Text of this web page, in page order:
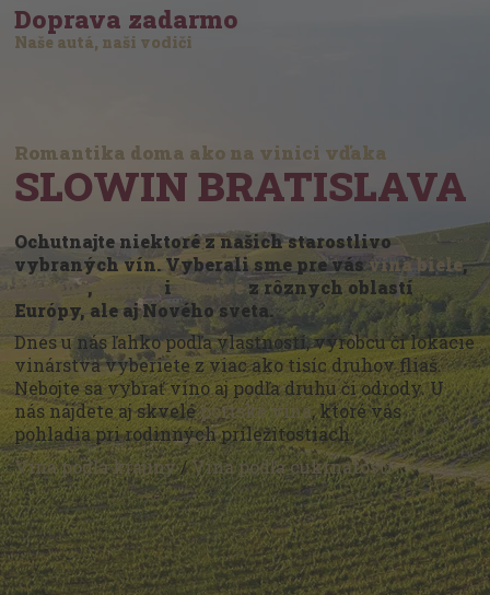
Doprava zadarmo
Naše autá, naši vodiči
Romantika doma ako na vinici vďaka
SLOWIN BRATISLAVA
Ochutnajte niektoré z našich starostlivo
vybraných vín. Vyberali sme pre vásvína biele,
červené, i šumivéz rôznych oblastí
Európy, ale aj Nového sveta.
Dnes u nás ľahko podľa vlastností, výrobcu či lokácie
vinárstva vyberiete z viac ako tisíc druhov fliaš.
Nebojte sa vybrať víno aj podľa druhu či odrody. U
nás nájdete aj skveléportské vína, ktoré vás
pohladia pri rodinných príležitostiach.
Vína podľa krajiny/Vína podľa cukrnatosti